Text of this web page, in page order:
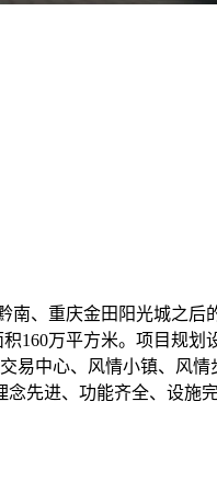
、重庆金田阳光城之后
160万平方米。项目规划
易中心、风情小镇、风
先进、功能齐全、设施